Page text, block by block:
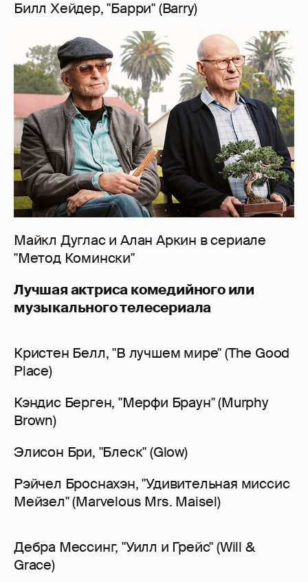
Билл Хейдер, "Барри" (Barry)
Майкл Дуглас и Алан Аркин в сериале
"Метод Комински"
Лучшая актриса комедийного или
музыкального телесериала
Кристен Белл, "В лучшем мире" (The Good
Place)
Кэндис Берген, "Мерфи Браун" (Murphy
Brown)
Элисон Бри, "Блеск" (Glow)
Рэйчел Броснахэн, "Удивительная миссис
Мейзел" (Marvelous Mrs. Maisel)
Дебра Мессинг, "Уилл и Грейс" (Will &
Grace)